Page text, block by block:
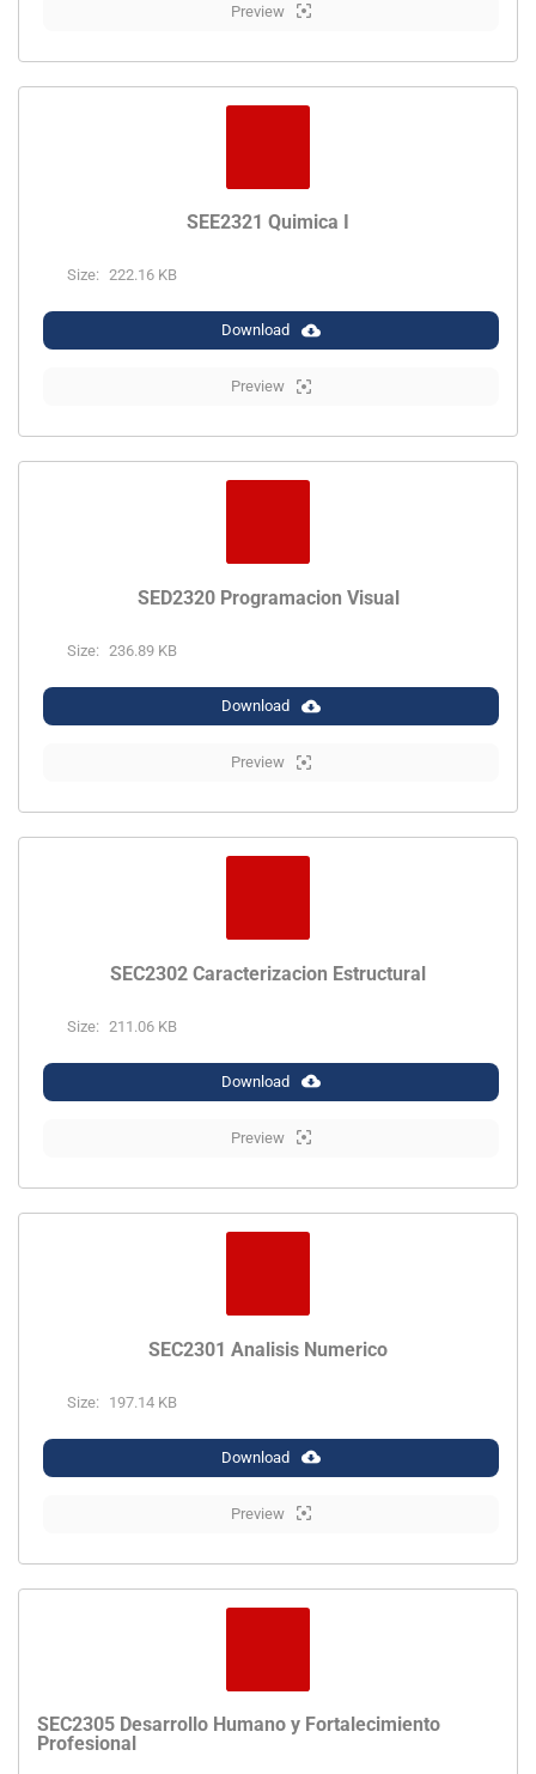
Preview
SEE2321 Quimica I
Size: 222.16 KB
Download
Preview
SED2320 Programacion Visual
Size: 236.89 KB
Download
Preview
SEC2302 Caracterizacion Estructural
Size: 211.06 KB
Download
Preview
SEC2301 Analisis Numerico
Size: 197.14 KB
Download
Preview
SEC2305 Desarrollo Humano y Fortalecimiento
Profesional